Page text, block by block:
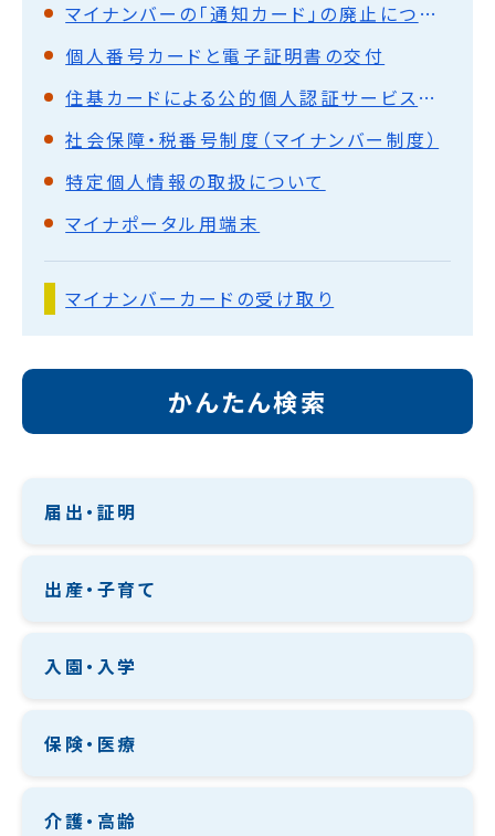
マイナンバーの「通知カード」の廃止について
個人番号カードと電子証明書の交付
住基カードによる公的個人認証サービスは終了しました
社会保障・税番号制度（マイナンバー制度）
特定個人情報の取扱について
マイナポータル用端末
マイナンバーカードの受け取り
かんたん検索
届出・証明
出産・子育て
入園・入学
保険・医療
介護・高齢